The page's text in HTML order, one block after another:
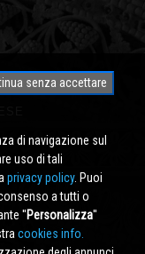
senza accettare
di navigazione sul
uso di tali
privacy policy. Puoi
a tutti o
''Personalizza''
cookies info.